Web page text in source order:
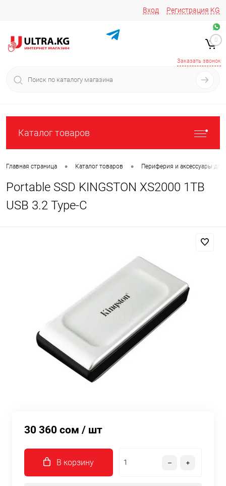
Вход Регистрация KG
+996 776161037
+996 772022908
Заказать звонок
0
Каталог товаров
Главная страница • Каталог товаров • Периферия и аксессуары
Portable SSD KINGSTON XS2000 1TB
USB 3.2 Type-C
30 360 сом / шт
В корзину